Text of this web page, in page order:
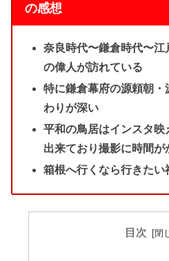
の感想
奈良時代〜鎌倉時代〜江
の偉人が訪れている
特に鎌倉幕府の源頼朝・
わりが深い
平和の鳥居はインスタ
出来ており撮影に時間が
箱根へ行くなら行きたい
目次